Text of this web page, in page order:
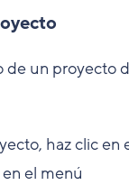
de un proyecto
haz clic en
el menú